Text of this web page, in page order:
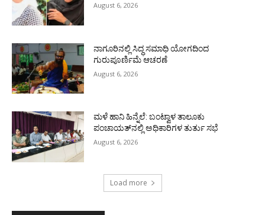
August 6, 2026
ನಾಗೂರಿನಲ್ಲಿ ಸಿದ್ಧ ಸಮಾಧಿ ಯೋಗದಿಂದ
ಗುರುಪೂರ್ಣಿಮೆ ಆಚರಣೆ
August 6, 2026
ಮಳೆ ಹಾನಿ ಹಿನ್ನೆಲೆ: ಬಂಟ್ವಾಳ ತಾಲೂಕು
ಪಂಚಾಯತ್‌ನಲ್ಲಿ ಅಧಿಕಾರಿಗಳ ತುರ್ತು ಸಭೆ
August 6, 2026
Load more